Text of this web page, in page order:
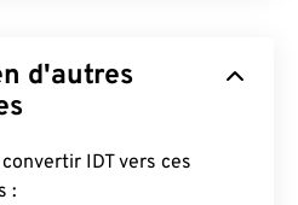
d'autres
IDT vers ces
: